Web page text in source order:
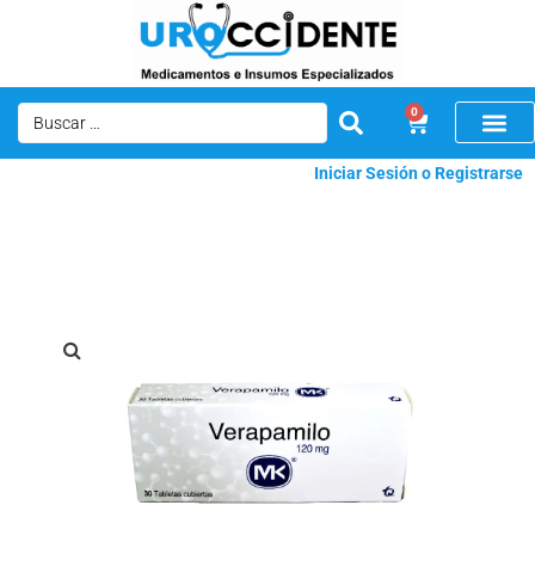
0
Iniciar Sesión o Registrarse